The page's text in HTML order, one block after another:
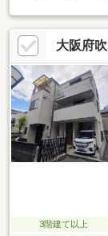
困らないような資
ト紹介♪■□■◆吹田
火構造・耐震等級
実♪スーパー・コ
ており、３階部分
にはハイルーフ駐
吹田関大前店へ♪
大阪府
3階建て以上